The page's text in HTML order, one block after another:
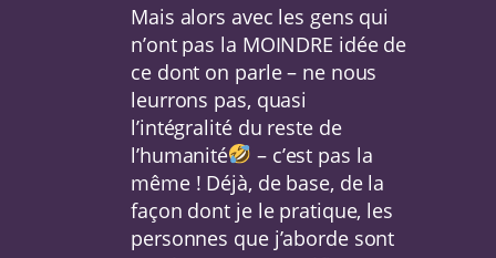
Mais alors avec les gens qui
n’ont pas la MOINDRE idée de
ce dont on parle – ne nous
leurrons pas, quasi
l’intégralité du reste de
l’humanité
– c’est pas la
même ! Déjà, de base, de la
façon dont je le pratique, les
personnes que j’aborde sont